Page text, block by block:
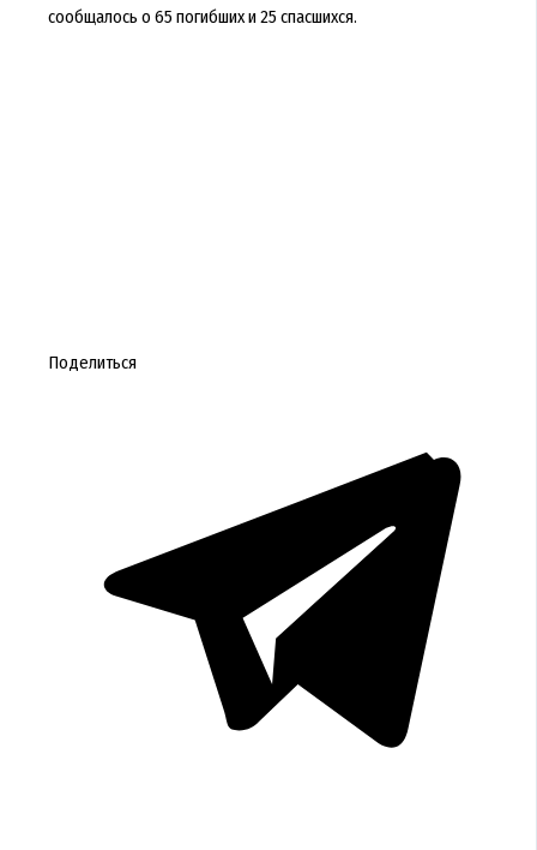
сообщалось о 65 погибших и 25 спасшихся.
Поделиться